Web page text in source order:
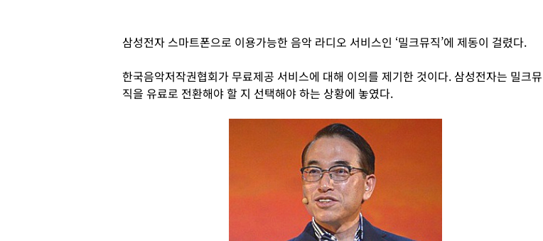
삼성전자 스마트폰으로 이용가능한 음악 라디오 서비스인 ‘밀크뮤직’에 제동이 걸렸다.
한국음악저작권협회가 무료제공 서비스에 대해 이의를 제기한 것이다. 삼성전자는 밀크뮤
직을 유료로 전환해야 할 지 선택해야 하는 상황에 놓였다.